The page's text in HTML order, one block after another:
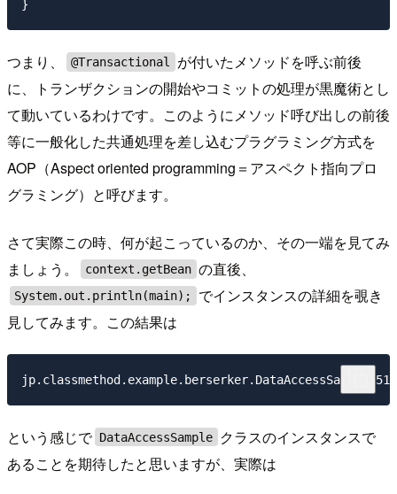
つまり、 @Transactional
が付いたメソッドを呼ぶ前後
に、トランザクションの開始やコミットの処理が黒魔術とし
て動いているわけです。このようにメソッド呼び出しの前後
等に一般化した共通処理を差し込むプラグラミング方式を
AOP（Aspect oriented programming＝アスペクト指向プロ
グラミング）と呼びます。
さて実際この時、何が起こっているのか、その一端を見てみ
ましょう。
context.getBean の直後、
System.out.println(main);
でインスタンスの詳細を覗き
見してみます。この結果は
という感じで DataAccessSample
クラスのインスタンスで
あることを期待したと思いますが、実際は